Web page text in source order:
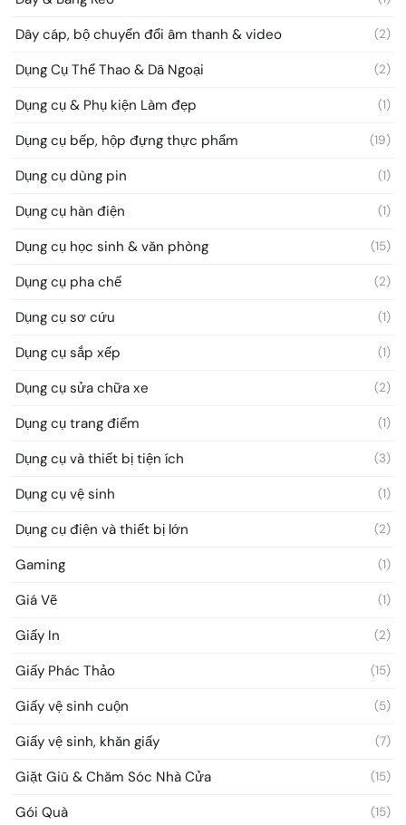
Dây cáp, bộ chuyển đổi âm thanh & video (2)
Dụng Cụ Thể Thao & Dã Ngoại (2)
Dụng cụ & Phụ kiện Làm đẹp (1)
Dụng cụ bếp, hộp đựng thực phẩm (19)
Dụng cụ dùng pin (1)
Dụng cụ hàn điện (1)
Dụng cụ học sinh & văn phòng (15)
Dụng cụ pha chế (2)
Dụng cụ sơ cứu (1)
Dụng cụ sắp xếp (1)
Dụng cụ sửa chữa xe (2)
Dụng cụ trang điểm (1)
Dụng cụ và thiết bị tiện ích (3)
Dụng cụ vệ sinh (1)
Dụng cụ điện và thiết bị lớn (2)
Gaming (1)
Giá Vẽ (1)
Giấy In (2)
Giấy Phác Thảo (15)
Giấy vệ sinh cuộn (5)
Giấy vệ sinh, khăn giấy (7)
Giặt Giũ & Chăm Sóc Nhà Cửa (15)
Gói Quà (15)